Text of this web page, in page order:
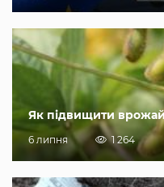
Як підвищити
6 липня 1 264